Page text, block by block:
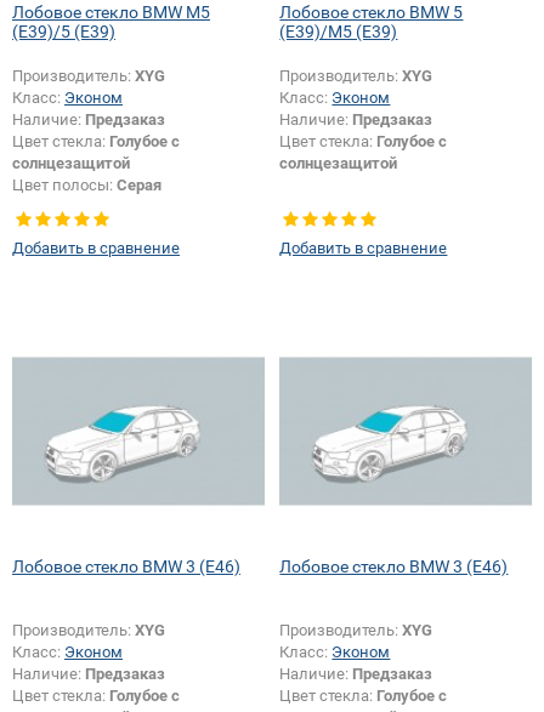
Лобовое стекло BMW M5
(E39)/5 (E39)
Производитель: XYG
Класс: Эконом
Наличие: Предзаказ
Цвет стекла: Голубое с
солнцезащитой
Цвет полосы: Серая
Добавить в сравнение
Лобовое стекло BMW 5
(E39)/M5 (E39)
Производитель:XYG
Класс: Эконом
Наличие: Предзаказ
Цвет стекла: Голубое с
солнцезащитой
Добавить в сравнение
Лобовое стекло BMW 3 (E46)
Производитель: XYG
Класс: Эконом
Наличие: Предзаказ
Цвет стекла: Голубое с
Лобовое стекло BMW 3 (E46)
Производитель:XYG
Класс: Эконом
Наличие: Предзаказ
Цвет стекла: Голубое с